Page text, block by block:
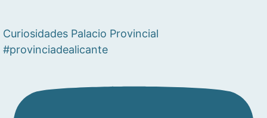
Curiosidades Palacio Provincial
#provinciadealicante